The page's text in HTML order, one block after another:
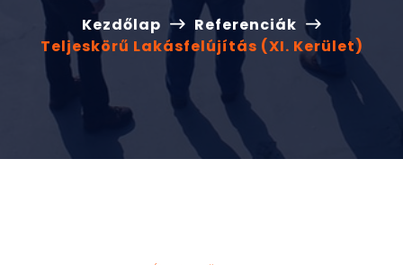
Kezdőlap
Referenciák
Teljeskörű Lakásfelújítás (XI. Kerület)